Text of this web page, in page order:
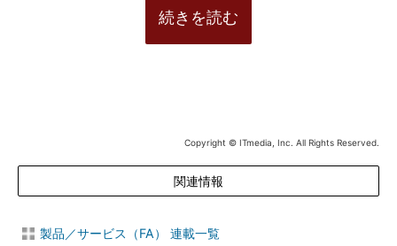
続きを読む
Copyright © ITmedia, Inc. All Rights Reserved.
関連情報
製品／サービス（FA） 連載一覧